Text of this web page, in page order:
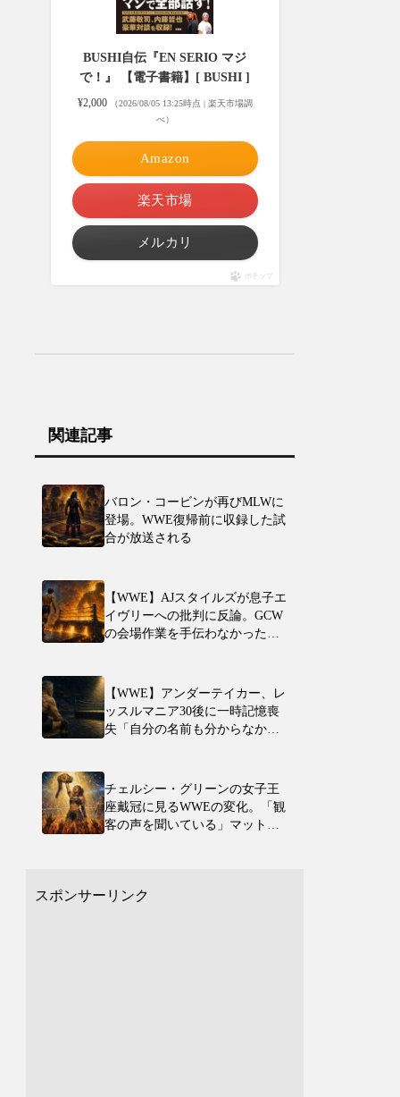
BUSHI自伝『EN SERIO マジ
で！』 【電子書籍】[ BUSHI ]
¥2,000
（2026/08/05 13:25時点 | 楽天市場調
べ）
Amazon
楽天市場
メルカリ
ポチップ
関連記事
バロン・コービンが再びMLWに
登場。WWE復帰前に収録した試
合が放送される
【WWE】AJスタイルズが息子エ
イヴリーへの批判に反論。GCW
の会場作業を手伝わなかったと
【WWE】アンダーテイカー、レ
ッスルマニア30後に一時記憶喪
失「自分の名前も分からなかっ
チェルシー・グリーンの女子王
座戴冠に見るWWEの変化。「観
客の声を聞いている」マット・
スポンサーリンク